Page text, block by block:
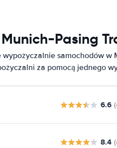
Pasing
samochodów w
za pomocą jednego
6.6
8.4